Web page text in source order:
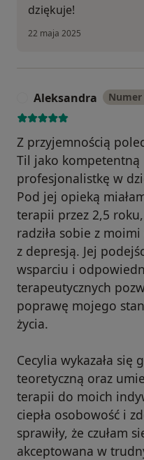
dziękuje!
22 maja 2025
Aleksandra
Z przyjemnością
Til jako kompetentną
profesjonalistkę w
Pod jej opieką
terapii przez 2,5
radziła sobie z
z depresją. Jej
wsparciu i
terapeutycznych
poprawę mojego
życia.
Cecylia wykazała się
teoretyczną oraz
terapii do moich
ciepła osobowość i
sprawiły, że czułam
akceptowana w